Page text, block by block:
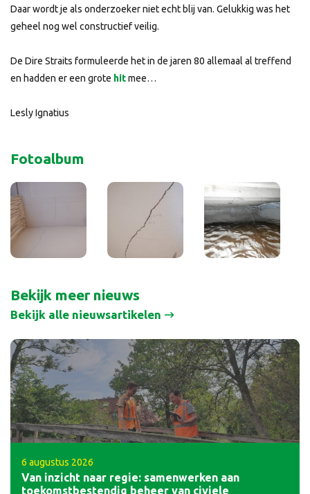
Daar wordt je als onderzoeker niet echt blij van. Gelukkig was het
geheel nog wel constructief veilig.
De Dire Straits formuleerde het in de jaren 80 allemaal al treffend
en hadden er een grote hitmee…
Lesly Ignatius
Fotoalbum
Bekijk meer nieuws
Bekijk alle nieuwsartikelen
6 augustus 2026
Van inzicht naar regie: samenwerken aan
toekomstbestendig beheer van civiele